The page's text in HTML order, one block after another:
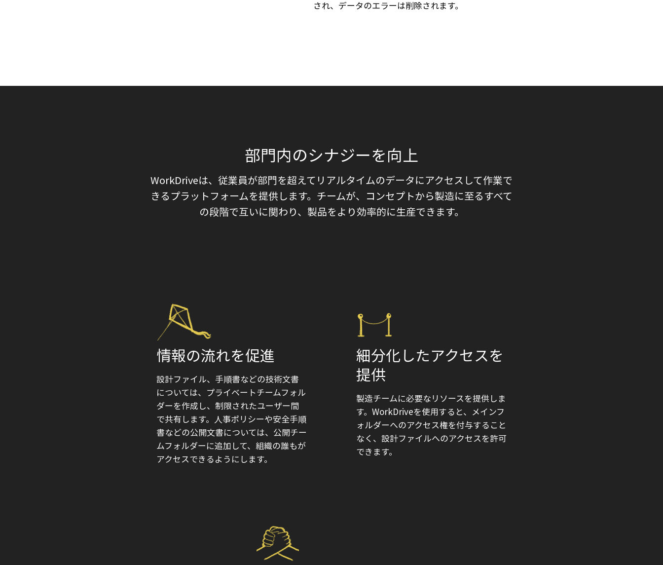
され、データのエラーは削除されます。
部門内のシナジーを向上
WorkDriveは、従業員が部門を超えてリアルタイムのデータにアクセスして作業で
きるプラットフォームを提供します。チームが、コンセプトから製造に至るすべて
の段階で互いに関わり、製品をより効率的に生産できます。
情報の流れを促進
設計ファイル、手順書などの技術文書
については、プライベートチームフォル
ダーを作成し、制限されたユーザー間
で共有します。人事ポリシーや安全手順
書などの公開文書については、公開チー
ムフォルダーに追加して、組織の誰もが
アクセスできるようにします。
細分化したアクセスを
提供
製造チームに必要なリソースを提供しま
す。WorkDriveを使用すると、メインフ
ォルダーへのアクセス権を付与すること
なく、設計ファイルへのアクセスを許可
できます。